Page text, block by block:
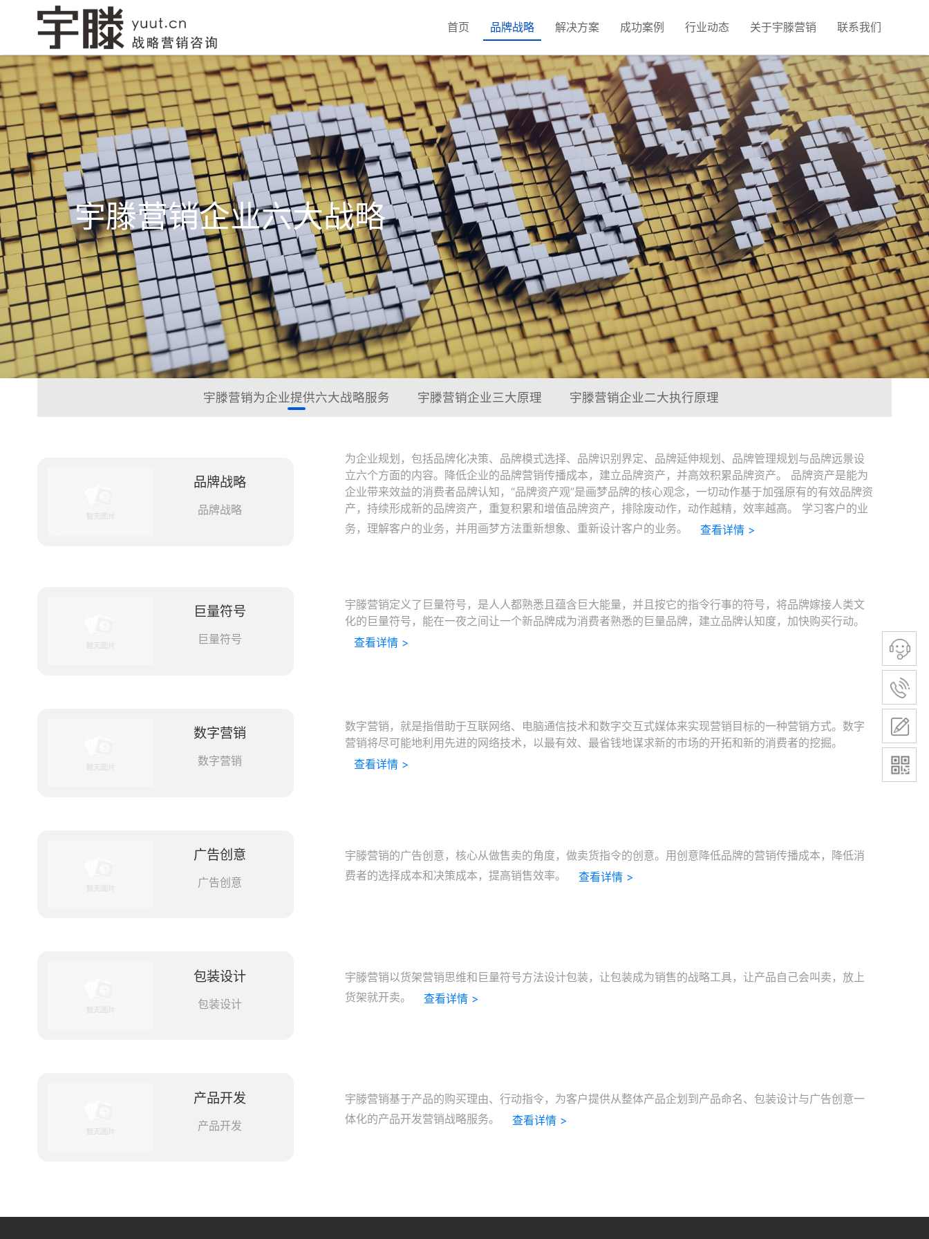
首页 品牌战略 解决方案 成功案例 行业动态 关于宇滕营销 联系我们
网站建设 品牌创意设计 小程序开发 新媒体营销 公安政务校园系统 H5定制开发 短视频营销获客 营销推广 图文广告
宇滕营销企业六大战略
宇滕营销为企业提供六大战略服务 宇滕营销企业三大原理 宇滕营销企业二大执行原理
品牌战略
品牌战略
为企业规划，包括品牌化决策、品牌模式选择、品牌识别界定、品牌延伸规划、品牌管理规划与品牌远景设
立六个方面的内容。降低企业的品牌营销传播成本，建立品牌资产，并高效积累品牌资产。 品牌资产是能为
企业带来效益的消费者品牌认知，“品牌资产观”是画梦品牌的核心观念，一切动作基于加强原有的有效品牌资
产，持续形成新的品牌资产，重复积累和增值品牌资产，排除废动作，动作越精，效率越高。 学习客户的业
务，理解客户的业务，并用画梦方法重新想象、重新设计客户的业务。
查看详情 >
巨量符号
巨量符号
宇滕营销定义了巨量符号，是人人都熟悉且蕴含巨大能量，并且按它的指令行事的符号，将品牌嫁接人类文
化的巨量符号，能在一夜之间让一个新品牌成为消费者熟悉的巨量品牌，建立品牌认知度，加快购买行动。
查看详情 >
数字营销
数字营销
数字营销，就是指借助于互联网络、电脑通信技术和数字交互式媒体来实现营销目标的一种营销方式。数字
营销将尽可能地利用先进的网络技术，以最有效、最省钱地谋求新的市场的开拓和新的消费者的挖掘。
查看详情 >
广告创意
广告创意
宇滕营销的广告创意，核心从做售卖的角度，做卖货指令的创意。用创意降低品牌的营销传播成本，降低消
费者的选择成本和决策成本，提高销售效率。
查看详情 >
包装设计
包装设计
宇滕营销以货架营销思维和巨量符号方法设计包装，让包装成为销售的战略工具，让产品自己会叫卖，放上
货架就开卖。
查看详情 >
产品开发
产品开发
宇滕营销基于产品的购买理由、行动指令，为客户提供从整体产品企划到产品命名、包装设计与广告创意一
体化的产品开发营销战略服务。
查看详情 >